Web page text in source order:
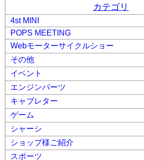
カテゴリ
4st MINI
POPS MEETING
Webモーターサイクルショー
その他
イベント
エンジンパーツ
キャブレター
ゲーム
シャーシ
ショップ様ご紹介
スポーツ